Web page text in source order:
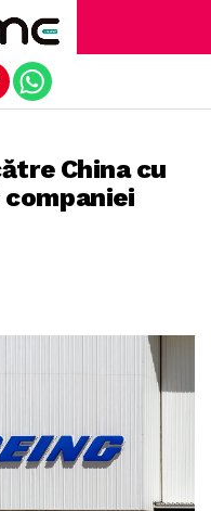
China cu